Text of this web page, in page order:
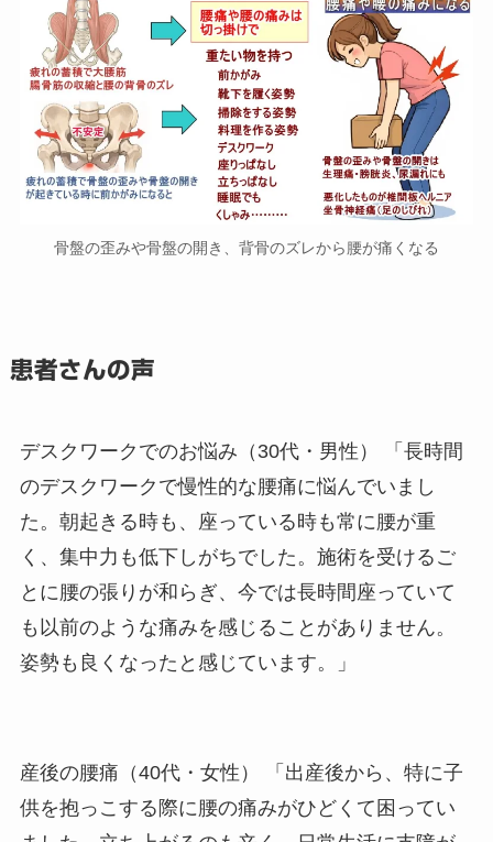
骨盤の歪みや骨盤の開き、背骨のズレから腰が痛くなる
患者さんの声
デスクワークでのお悩み（30代・男性）
「長時間
のデスクワークで慢性的な腰痛に悩んでいまし
た。朝起きる時も、座っている時も常に腰が重
く、集中力も低下しがちでした。施術を受けるご
とに腰の張りが和らぎ、今では長時間座っていて
も以前のような痛みを感じることがありません。
姿勢も良くなったと感じています。」
産後の腰痛（40代・女性）
「出産後から、特に子
供を抱っこする際に腰の痛みがひどくて困ってい